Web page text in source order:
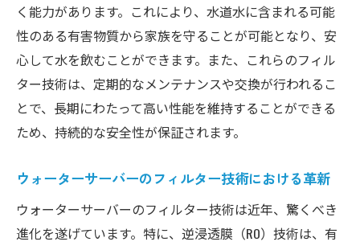
フィルター技術で安心な水を提供
ウォーターサーバーで得られる信頼性
フィルターの品質が水の質を決める
安全性を重視したフィルター技術
ウォーターサーバーで手軽に高品質な水を楽し
家庭で楽しむウォーターサーバーの魅力
高品質な水を選ぶためのチェックポイント
フィルターで変わる水の味わいを楽しむ
く能力があります。これにより、水道水に含まれる可能
性のある有害物質から家族を守ることが可能となり、安
心して水を飲むことができます。また、これらのフィル
ター技術は、定期的なメンテナンスや交換が行われるこ
とで、長期にわたって高い性能を維持することができる
ため、持続的な安全性が保証されます。
ウォーターサーバーのフィルター技術における革新
ウォーターサーバーのフィルター技術は近年、驚くべき
進化を遂げています。特に、逆浸透膜（RO）技術は、有